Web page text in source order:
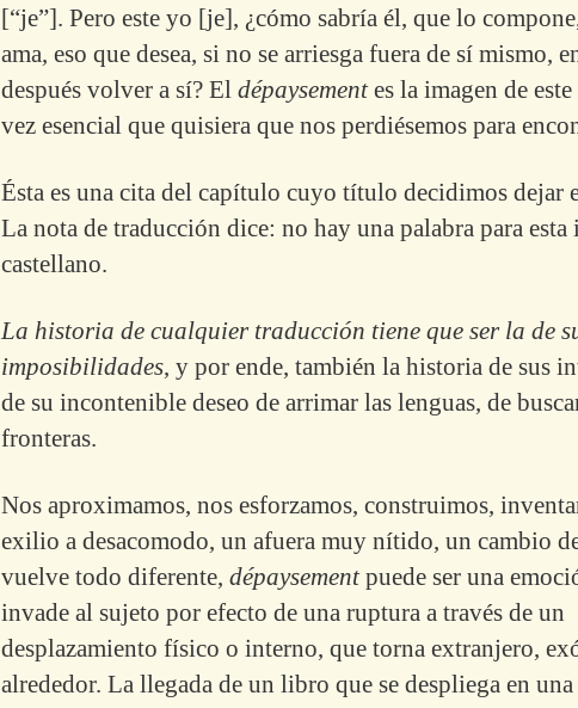
[“je”]. Pero este yo [je], ¿cómo sabría él, que lo
ama, eso que desea, si no se arriesga fuera de sí mismo,
después volver a sí? Eldépaysementes la imagen de
vez esencial que quisiera que nos perdiésemos para
Ésta es una cita del capítulo cuyo título decidimos dejar
La nota de traducción dice: no hay una palabra para esta
castellano.
La historia de cualquier traducción tiene que ser la de
imposibilidades, y por ende, también la historia de sus
de su incontenible deseo de arrimar las lenguas, de
fronteras.
Nos aproximamos, nos esforzamos, construimos,
exilio a desacomodo, un afuera muy nítido, un cambio
vuelve todo diferente, dépaysementpuede ser una
invade al sujeto por efecto de una ruptura a través de un
desplazamiento físico o interno, que torna extranjero,
alrededor. La llegada de un libro que se despliega en